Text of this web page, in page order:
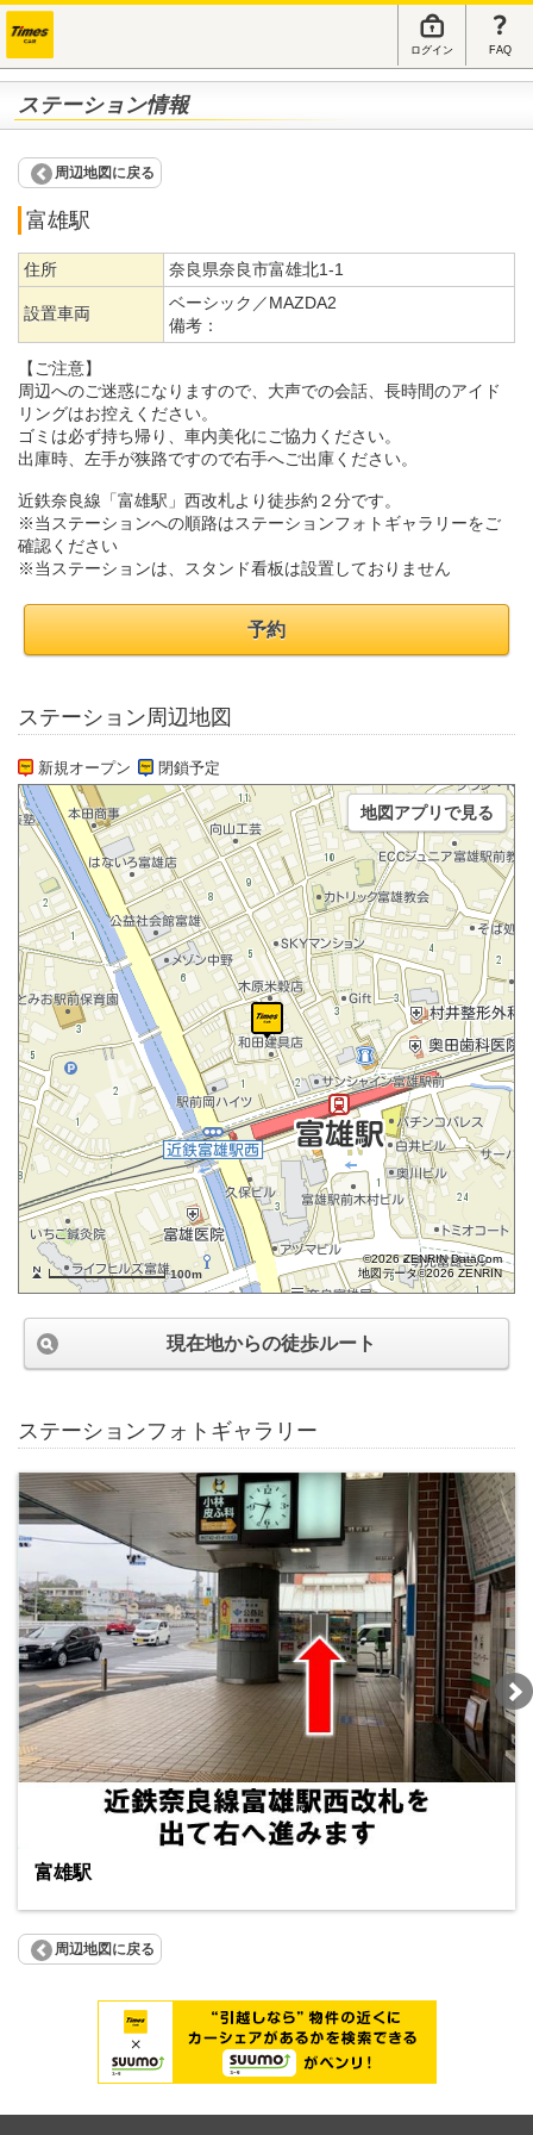
ログイン FAQ
ステーション情報
周辺地図に戻る
富雄駅
住所 奈良県奈良市富雄北1-1
設置車両
ベーシック／MAZDA2
備考：
【ご注意】
周辺へのご迷惑になりますので、大声での会話、長時間のアイド
リングはお控えください。
ゴミは必ず持ち帰り、車内美化にご協力ください。
出庫時、左手が狭路ですので右手へご出庫ください。
近鉄奈良線「富雄駅」西改札より徒歩約２分です。
※当ステーションへの順路はステーションフォトギャラリーをご
確認ください
※当ステーションは、スタンド看板は設置しておりません
予約
ステーション周辺地図
新規オープン 閉鎖予定
100m
©2026 ZENRIN DataCom
地図データ©2026 ZENRIN
地図アプリで見る
現在地からの徒歩ルート
ステーションフォトギャラリー
富雄駅
周辺地図に戻る